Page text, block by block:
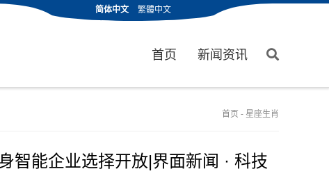
简体中文 繁體中文
首页 新闻资讯
首页 - 星座生肖
智能企业选择开放|界面新闻 · 科技